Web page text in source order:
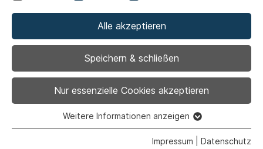
Nähen lernen
|Bildung | Freizeit
Alle akzeptieren
Speichern & schließen
Nur essenzielle Cookies akzeptieren
Essenzielle Cookies werden für grundlegende Funktionen
Weitere Informationen anzeigen
Impressum Datenschutz